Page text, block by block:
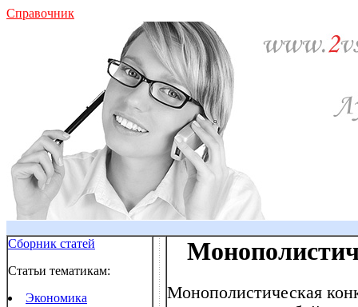
Справочник
Сборник статей
Статьи тематикам:
Экономика
Монополистическая